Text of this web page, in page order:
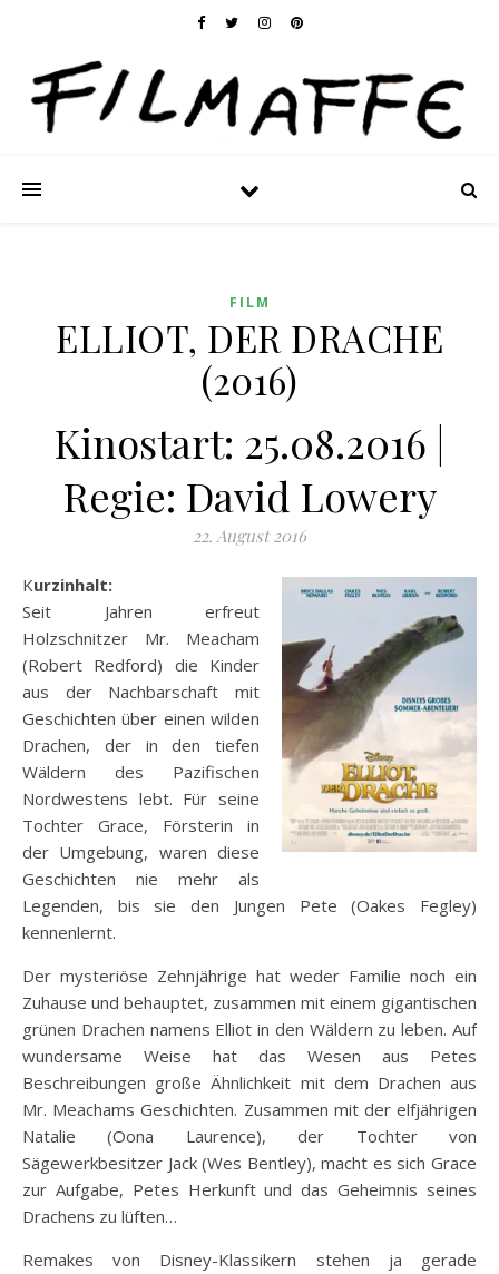
FILM
ELLIOT, DER DRACHE
(2016)
Kinostart: 25.08.2016 |
Regie: David Lowery
22. August 2016
Kurzinhalt:
Seit Jahren erfreut
Holzschnitzer Mr. Meacham
(Robert Redford) die Kinder
aus der Nachbarschaft mit
Geschichten über einen wilden
Drachen, der in den tiefen
Wäldern des Pazifischen
Nordwestens lebt. Für seine
Tochter Grace, Försterin in
der Umgebung, waren diese
Geschichten nie mehr als
Legenden, bis sie den Jungen Pete (Oakes Fegley)
kennenlernt.
Der mysteriöse Zehnjährige hat weder Familie noch ein
Zuhause und behauptet, zusammen mit einem gigantischen
grünen Drachen namens Elliot in den Wäldern zu leben. Auf
wundersame Weise hat das Wesen aus Petes
Beschreibungen große Ähnlichkeit mit dem Drachen aus
Mr. Meachams Geschichten. Zusammen mit der elfjährigen
Natalie (Oona Laurence), der Tochter von
Sägewerkbesitzer Jack (Wes Bentley), macht es sich Grace
zur Aufgabe, Petes Herkunft und das Geheimnis seines
Drachens zu lüften…
Remakes von Disney-Klassikern stehen ja gerade